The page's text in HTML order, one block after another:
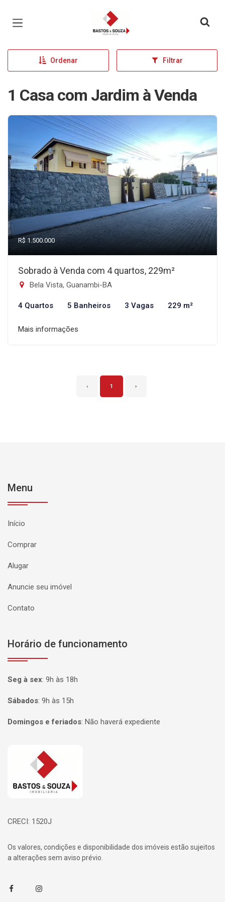
Página inicial
Ordenar Filtrar
1 Casa com Jardim à Venda
R$ 1.500.000
Sobrado à Venda com 4 quartos, 229m²
Bela Vista, Guanambi-BA
4 Quartos 5 Banheiros 3 Vagas 229 m²
Mais informações
‹ 1 ›
Menu
Início
Comprar
Alugar
Anuncie seu imóvel
Contato
Horário de funcionamento
Seg à sex: 9h às 18h
Sábados: 9h às 15h
Domingos e feriados: Não haverá expediente
Página inicial
CRECI: 1520J
Os valores, condições e disponibilidade dos imóveis estão sujeitos
a alterações sem aviso prévio.
FacebookInstagram